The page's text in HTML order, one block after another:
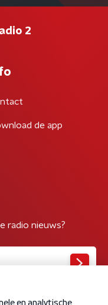
2
de app
radio nieuws?